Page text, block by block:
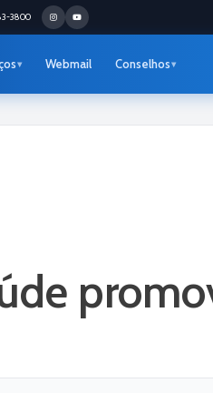
3800
Webmail Conselhos